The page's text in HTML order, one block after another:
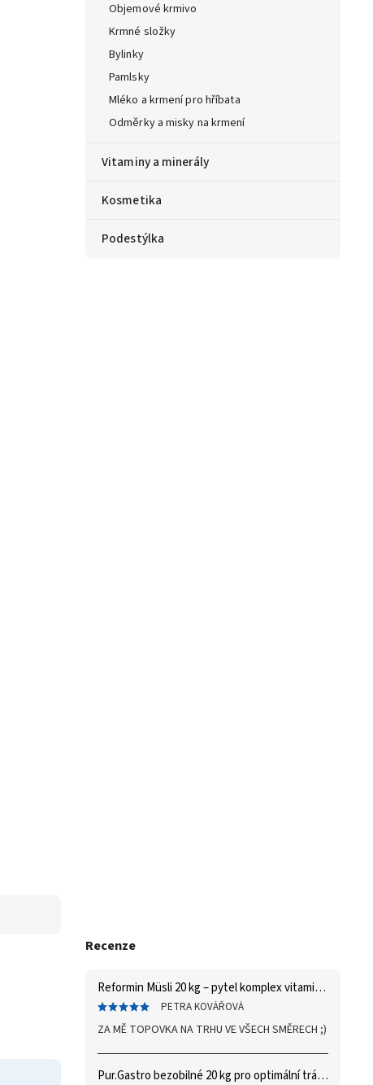
Objemové krmivo
Krmné složky
Bylinky
Pamlsky
Mléko a krmení pro hříbata
Odměrky a misky na krmení
Vitaminy a minerály
Kosmetika
Podestýlka
Recenze
Reformin Müsli 20 kg – pytelkomplex vitaminů a minerálů
PETRA KOVÁŘOVÁ
ZA MĚ TOPOVKA NA TRHU VE VŠECH SMĚRECH ;)
Pur.Gastro bezobilné 20 kgpro optimální trávení